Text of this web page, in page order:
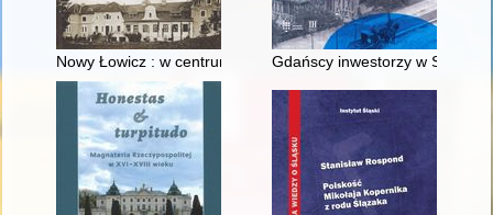
Nowy Łowicz : w centrum poligonu drawskiego od
Gdańscy inwestorzy w